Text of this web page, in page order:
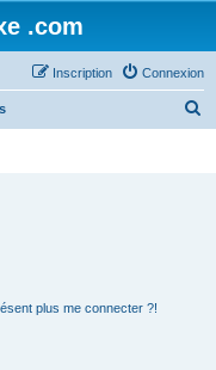
.com
Connexion
Inscription
plus me connecter ?!